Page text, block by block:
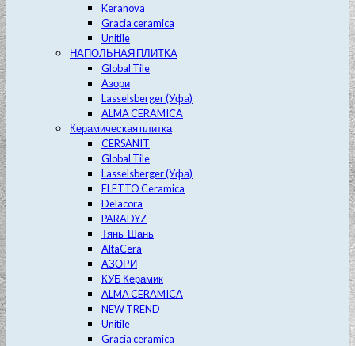
Keranova
Gracia ceramica
Unitile
НАПОЛЬНАЯ ПЛИТКА
Global Tile
Азори
Lasselsberger (Уфа)
ALMA CERAMICA
Керамическая плитка
CERSANIT
Global Tile
Lasselsberger (Уфа)
ELETTO Ceramica
Delacora
PARADYZ
Тянь-Шань
AltaCera
АЗОРИ
КУБ Керамик
ALMA CERAMICA
NEW TREND
Unitile
Gracia ceramica